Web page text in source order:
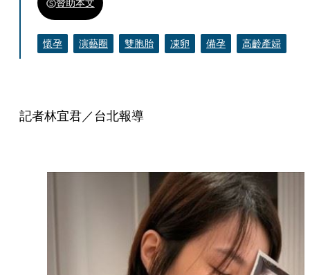
懷孕 演藝圈 雙胞胎 凍卵 備孕 高齡產婦
記者林宜君／台北報導